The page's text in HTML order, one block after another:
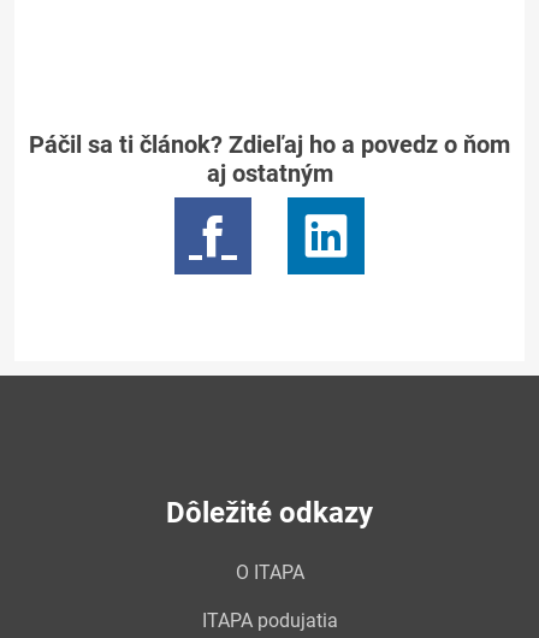
Páčil sa ti článok? Zdieľaj ho a povedz o ňom
aj ostatným
Dôležité odkazy
O ITAPA
ITAPA podujatia